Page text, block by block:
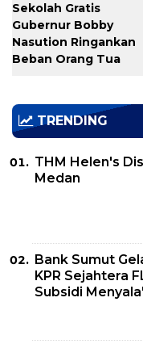
Sekolah Gratis
Gubernur Bobby
Nasution Ringankan
Beban Orang Tua
TRENDING
THM Helen's
Medan
Bank Sumut
KPR Sejahtera
Subsidi